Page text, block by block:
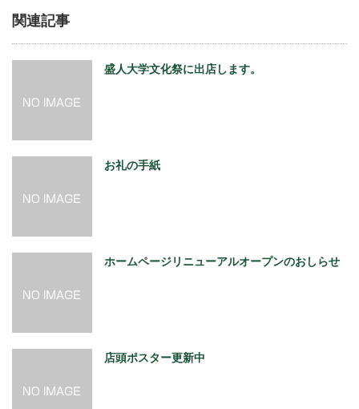
関連記事
盛人大学文化祭に出店します。
お礼の手紙
ホームページリニューアルオープンのおしらせ
店頭ポスター更新中